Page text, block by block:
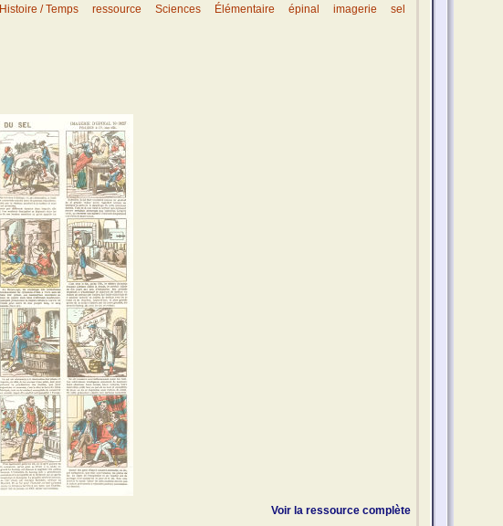
Histoire / Temps ressource Sciences Élémentaire épinal imagerie sel
Voir la ressource complète